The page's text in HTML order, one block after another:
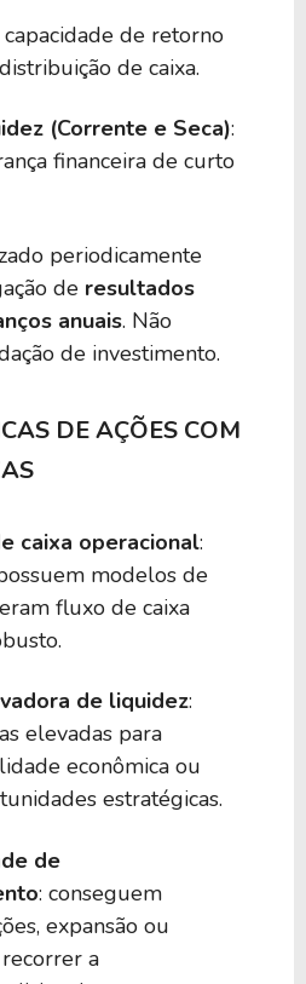
capacidade de retorno
de caixa.
(Corrente e Seca):
financeira de curto
periodicamente
de resultados
anuais. Não
de investimento.
DE AÇÕES COM
caixa operacional:
modelos de
fluxo de caixa
de liquidez:
elevadas para
econômica ou
estratégicas.
de
: conseguem
expansão ou
a